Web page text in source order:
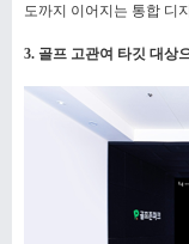
도까지 이어지는 통합 디
3. 골프 고관여 타깃 대상